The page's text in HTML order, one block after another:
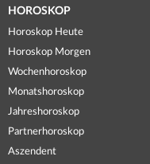
HOROSKOP
Horoskop Heute
Horoskop Morgen
Wochenhoroskop
Monatshoroskop
Jahreshoroskop
Partnerhoroskop
Aszendent